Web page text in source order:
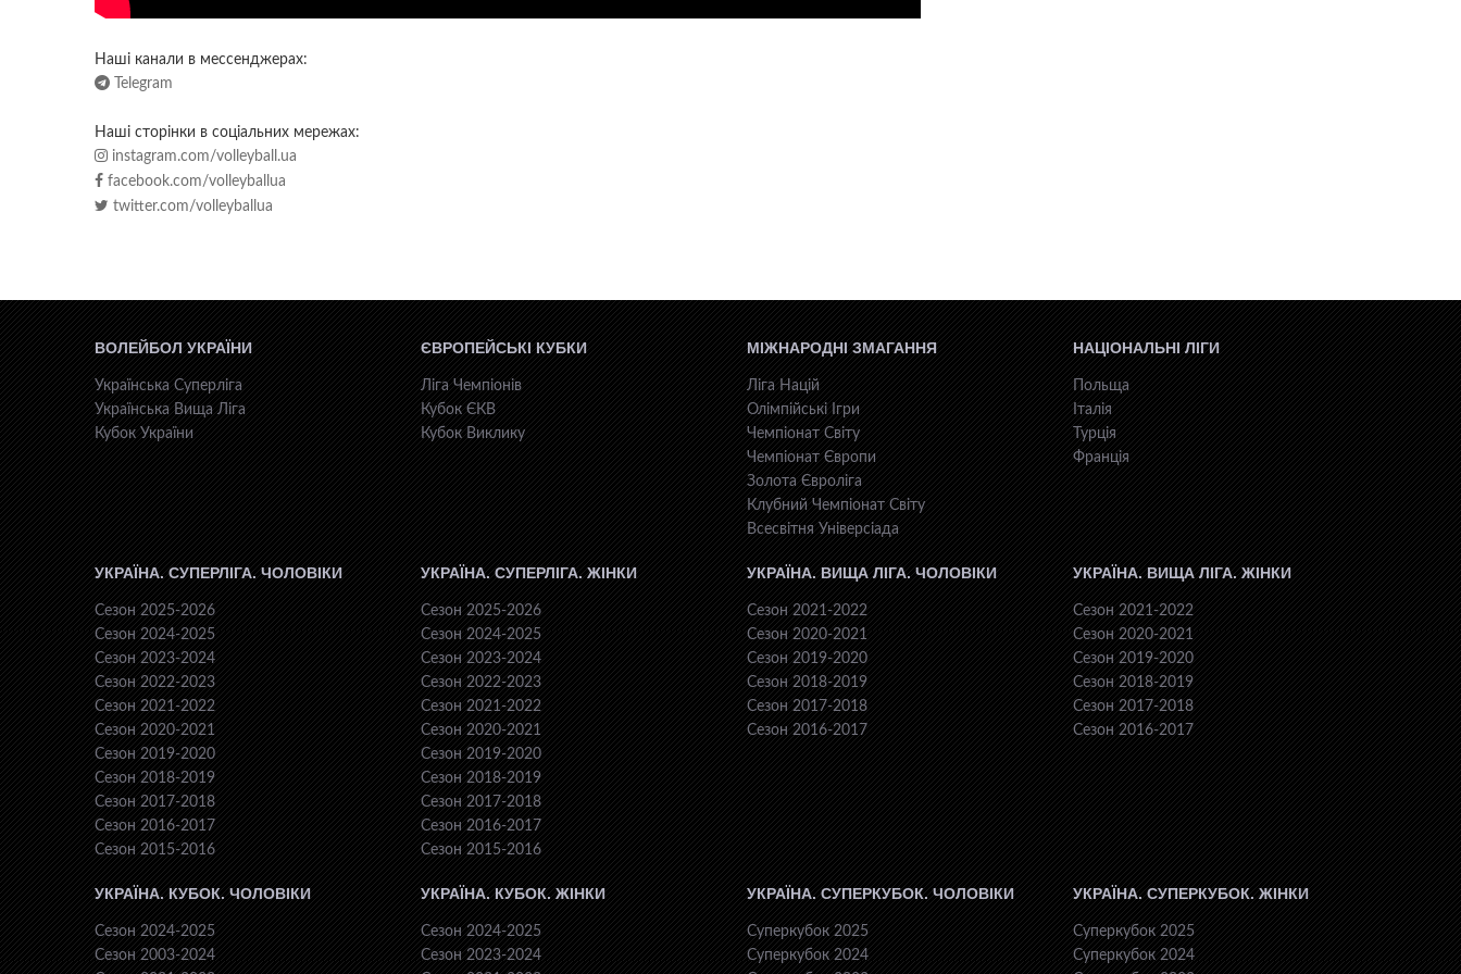
Наші канали в мессенджерах:
Telegram
Наші сторінки в соціальних мережах:
instagram.com/volleyball.ua
facebook.com/volleyballua
twitter.com/volleyballua
ВОЛЕЙБОЛ УКРАЇНИ
Українська Суперліга
Українська Вища Ліга
Кубок України
ЄВРОПЕЙСЬКІ КУБКИ
Ліга Чемпіонів
Кубок ЄКВ
Кубок Виклику
МІЖНАРОДНІ ЗМАГАННЯ
Ліга Націй
Олімпійські Ігри
Чемпіонат Світу
Чемпіонат Європи
Золота Євроліга
Клубний Чемпіонат Світу
Всесвiтня Унiверсiaда
НАЦІОНАЛЬНІ ЛІГИ
Польща
Італія
Турція
Франція
УКРАЇНА. СУПЕРЛІГА. ЧОЛОВІКИ
Сезон 2025-2026
Сезон 2024-2025
Сезон 2023-2024
Сезон 2022-2023
Сезон 2021-2022
Сезон 2020-2021
Сезон 2019-2020
Сезон 2018-2019
Сезон 2017-2018
Сезон 2016-2017
Сезон 2015-2016
УКРАЇНА. СУПЕРЛІГА. ЖІНКИ
Сезон 2025-2026
Сезон 2024-2025
Сезон 2023-2024
Сезон 2022-2023
Сезон 2021-2022
Сезон 2020-2021
Сезон 2019-2020
Сезон 2018-2019
Сезон 2017-2018
Сезон 2016-2017
Сезон 2015-2016
УКРАЇНА. ВИЩА ЛІГА. ЧОЛОВІКИ
Сезон 2021-2022
Сезон 2020-2021
Сезон 2019-2020
Сезон 2018-2019
Сезон 2017-2018
Сезон 2016-2017
УКРАЇНА. ВИЩА ЛІГА. ЖІНКИ
Сезон 2021-2022
Сезон 2020-2021
Сезон 2019-2020
Сезон 2018-2019
Сезон 2017-2018
Сезон 2016-2017
УКРАЇНА. КУБОК. ЧОЛОВІКИ
Сезон 2024-2025
Сезон 2003-2024
УКРАЇНА. КУБОК. ЖІНКИ
Сезон 2024-2025
Сезон 2023-2024
УКРАЇНА. СУПЕРКУБОК. ЧОЛОВІКИ
Суперкубок 2025
Суперкубок 2024
УКРАЇНА. СУПЕРКУБОК. ЖІНКИ
Суперкубок 2025
Суперкубок 2024